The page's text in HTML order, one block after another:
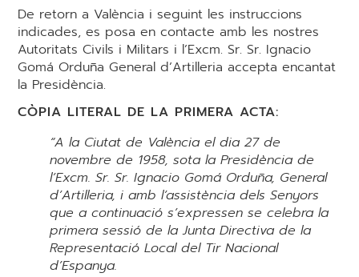
De retorn a València i seguint les instruccions
indicades, es posa en contacte amb les nostres
Autoritats Civils i Militars i l’Excm. Sr. Sr. Ignacio
Gomá Orduña General d’Artilleria accepta encantat
la Presidència.
CÒPIA LITERAL DE LA PRIMERA ACTA:
“A la Ciutat de València el dia 27 de
novembre de 1958, sota la Presidència de
l’Excm. Sr. Sr. Ignacio Gomá Orduña, General
d’Artilleria, i amb l’assistència dels Senyors
que a continuació s’expressen se celebra la
primera sessió de la Junta Directiva de la
Representació Local del Tir Nacional
d’Espanya.